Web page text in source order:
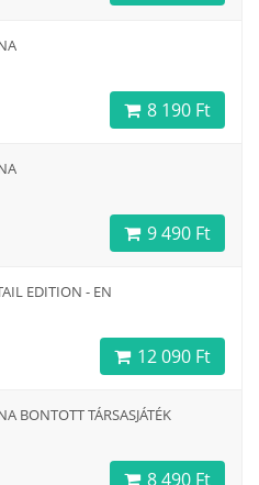
8 190 Ft
9 490 Ft
EDITION - EN
12 090 Ft
BONTOTT TÁRSASJÁTÉK
8 490 Ft